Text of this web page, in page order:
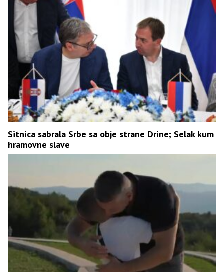
Sitnica sabrala Srbe sa obje strane Drine; Selak kum
hramovne slave